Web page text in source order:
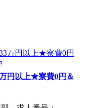
円以上★寮費0円＆